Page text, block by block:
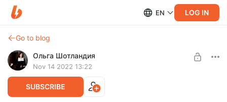
EN LOG IN
Go to blog
Ольга Шотландия
Nov 14 2022 13:22
SUBSCRIBE